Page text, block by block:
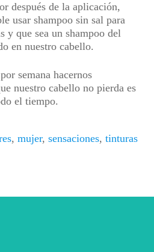
después de la aplicación,
usar shampoo sin sal para
y que sea un shampoo del
en nuestro cabello.
semana hacernos
nuestro cabello no pierda es
el tiempo.
, mujer, sensaciones, tinturas